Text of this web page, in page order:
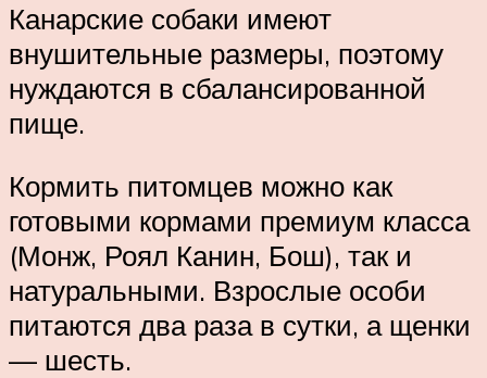
Канарские собаки имеют
внушительные размеры, поэтому
нуждаются в сбалансированной
пище.
Кормить питомцев можно как
готовыми кормами премиум класса
(Монж, Роял Канин, Бош), так и
натуральными. Взрослые особи
питаются два раза в сутки, а щенки
— шесть.